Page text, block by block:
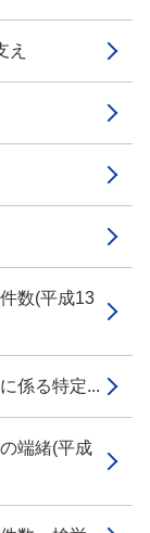
え
数(平成13
係る特定...
端緒(平成